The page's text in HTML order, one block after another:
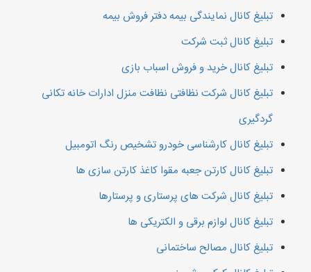
تبلیغ کانال نمایندگی بیمه دفتر فروش بیمه
تبلیغ کانال ثبت شرکت
تبلیغ کانال خرید و فروش اسباب بازی
تبلیغ کانال شرکت نظافتی نظافت منزل ادارات خانه تکانی
گردگیری
تبلیغ کانال کارشناسی خودرو تشخیص رنگ اتومبیل
تبلیغ کانال کارتن جعبه مقوا کاغذ کارتن سازی ها
تبلیغ کانال شرکت های پرستاری و پرستارها
تبلیغ کانال لوازم برقی و الکتریکی ها
تبلیغ کانال مصالح ساختمانی